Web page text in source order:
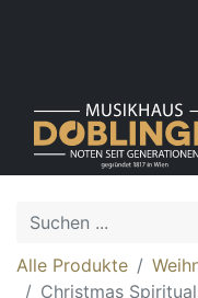
Alle Produkte
Christmas